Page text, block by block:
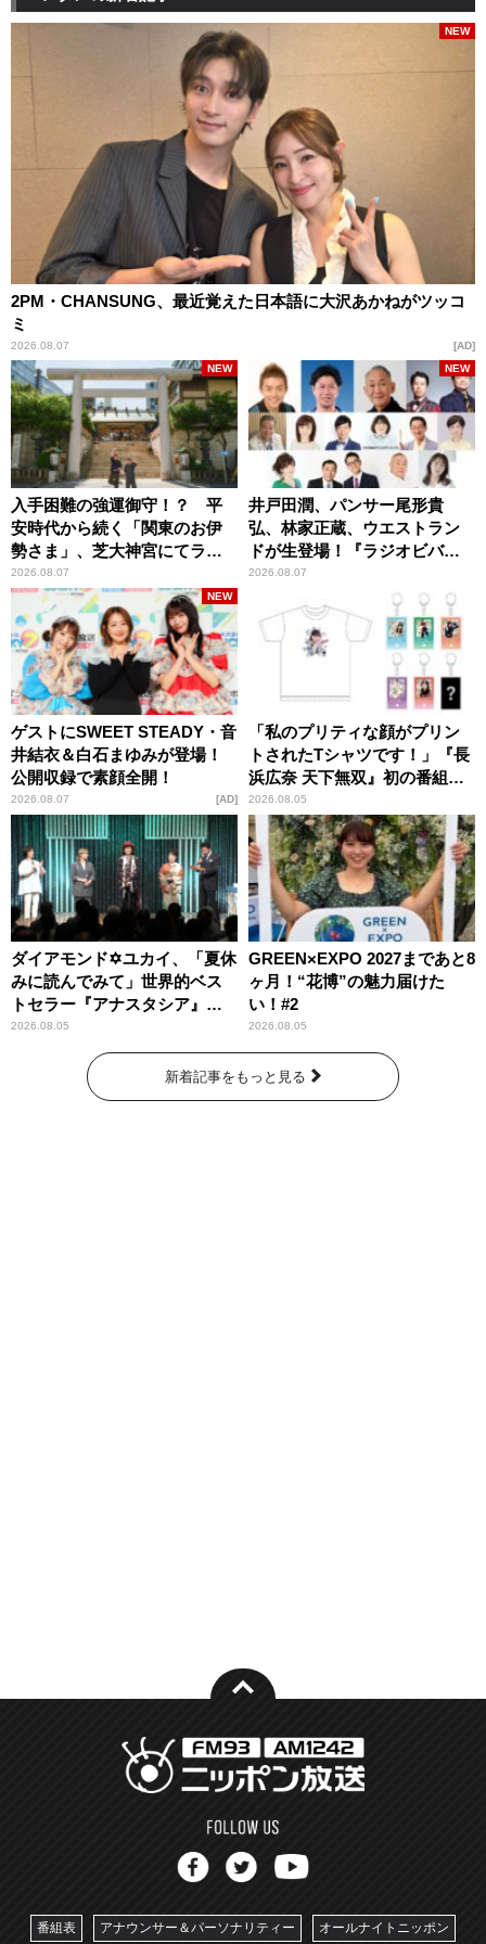
2PM・CHANSUNG、最近覚えた日本語に大沢あかねがツッコ
ミ
2026.08.07
NEW
AD
入手困難の強運御守！？ 平
安時代から続く「関東のお伊
勢さま」、芝大神宮にてラン
パンプスが合格祈願！
2026.08.07
NEW
井戸田潤、パンサー尾形貴
弘、林家正蔵、ウエストラン
ドが生登場！『ラジオビバリ
ー昼ズ』
2026.08.07
NEW
ゲストにSWEET STEADY・音
井結衣＆白石まゆみが登場！
公開収録で素顔全開！
2026.08.07
NEW
AD
「私のプリティな顔がプリン
トされたTシャツです！」『長
浜広奈 天下無双』初の番組グ
ッズ発売
2026.08.05
ダイアモンド✡ユカイ、「夏休
みに読んでみて」世界的ベス
トセラー『アナスタシア』を
紹介
2026.08.05
GREEN×EXPO 2027まであと8
ヶ月！“花博”の魅力届けた
い！#2
2026.08.05
新着記事をもっと見る
番組表 アナウンサー＆パーソナリティー オールナイトニッポン